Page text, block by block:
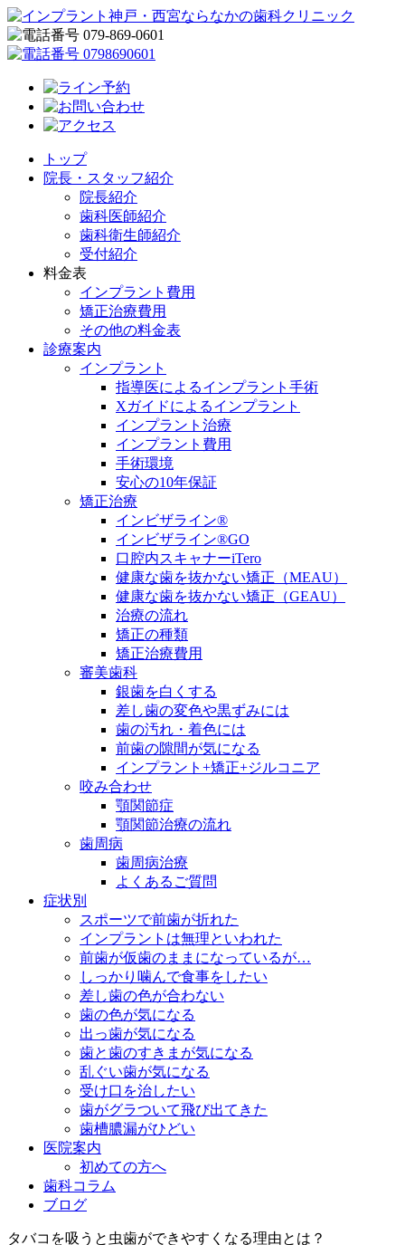
トップ
院長・スタッフ紹介
院長紹介
歯科医師紹介
歯科衛生師紹介
受付紹介
料金表
インプラント費用
矯正治療費用
その他の料金表
診療案内
インプラント
指導医によるインプラント手術
Xガイドによるインプラント
インプラント治療
インプラント費用
手術環境
安心の10年保証
矯正治療
インビザライン®
インビザライン®GO
口腔内スキャナーiTero
健康な歯を抜かない矯正（MEAU）
健康な歯を抜かない矯正（GEAU）
治療の流れ
矯正の種類
矯正治療費用
審美歯科
銀歯を白くする
差し歯の変色や黒ずみには
歯の汚れ・着色には
前歯の隙間が気になる
インプラント+矯正+ジルコニア
咬み合わせ
顎関節症
顎関節治療の流れ
歯周病
歯周病治療
よくあるご質問
症状別
スポーツで前歯が折れた
インプラントは無理といわれた
前歯が仮歯のままになっているが…
しっかり噛んで食事をしたい
差し歯の色が合わない
歯の色が気になる
出っ歯が気になる
歯と歯のすきまが気になる
乱ぐい歯が気になる
受け口を治したい
歯がグラついて飛び出てきた
歯槽膿漏がひどい
医院案内
初めての方へ
歯科コラム
ブログ